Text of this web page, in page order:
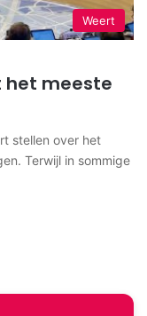
Weert
het meeste
stellen over het
Terwijl in sommige